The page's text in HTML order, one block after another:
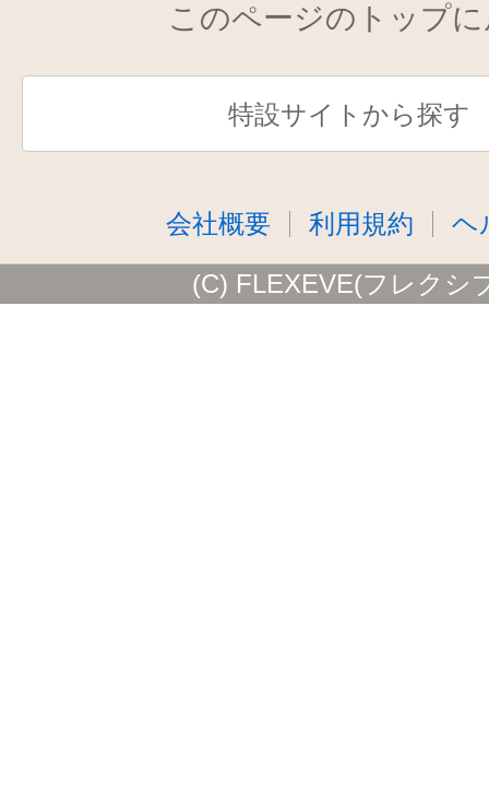
このページのトップ
特設サイトから探す
会社概要 利用規約 ヘ
(C) FLEXEVE(フレクシ